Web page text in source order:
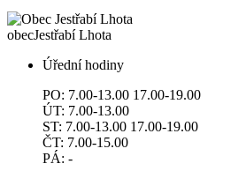
obecJestřabí Lhota
Úřední hodiny
PO: 7.00-13.00 17.00-19.00
ÚT: 7.00-13.00
ST: 7.00-13.00 17.00-19.00
ČT: 7.00-15.00
PÁ: -